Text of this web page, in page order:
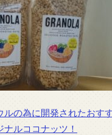
ルの為に開発されたおす
ルココナッツ！